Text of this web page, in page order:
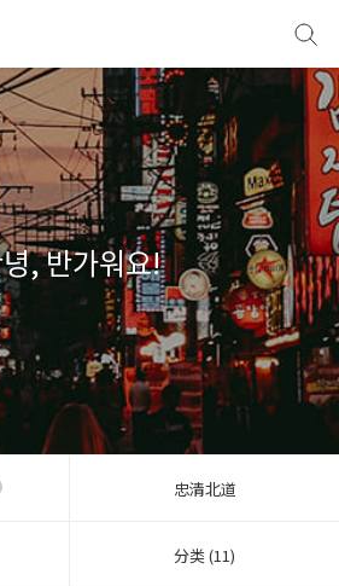
, 반가워요!
忠清北道
分类 (11)